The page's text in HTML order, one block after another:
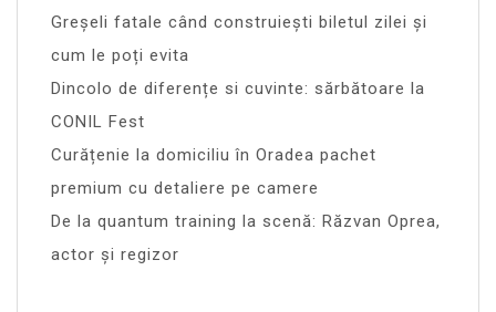
Greșeli fatale când construiești biletul zilei și
cum le poți evita
Dincolo de diferențe si cuvinte: sărbătoare la
CONIL Fest
Curățenie la domiciliu în Oradea pachet
premium cu detaliere pe camere
De la quantum training la scenă: Răzvan Oprea,
actor și regizor